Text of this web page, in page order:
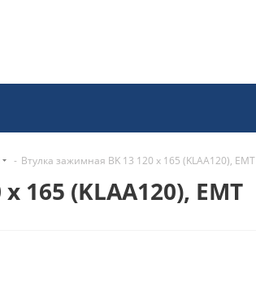
- Втулка зажимная BK 13 120 x 165 (KLAA120), EMT
165 (KLAA120), EMT